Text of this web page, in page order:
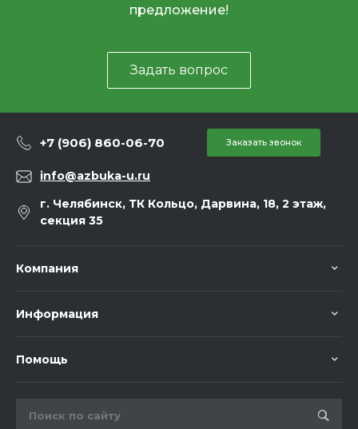
предложение!
Задать вопрос
+7 (906) 860-06-70 Заказать звонок
info@azbuka-u.ru
г. Челябинск, ТК Кольцо, Дарвина, 18, 2 этаж,
секция 35
Компания
Информация
Помощь